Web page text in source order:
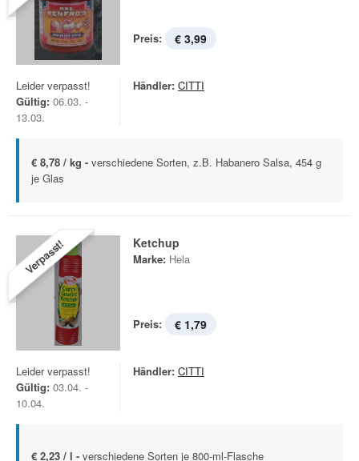
Preis: € 3,99
Leider verpasst!
Gültig: 06.03. -
13.03.
Händler: CITTI
€ 8,78 / kg - verschiedene Sorten, z.B. Habanero Salsa, 454 g
je Glas
Verpasst! Ketchup
Marke: Hela
Preis: € 1,79
Leider verpasst!
Gültig: 03.04. -
10.04.
Händler: CITTI
€ 2,23 / l - verschiedene Sorten je 800-ml-Flasche